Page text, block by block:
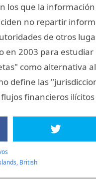
los que la
no repartir
de otros
en 2003 para
como alternativa
define las
financieros
British